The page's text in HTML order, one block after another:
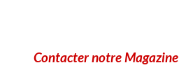
Contacter notre Magazine